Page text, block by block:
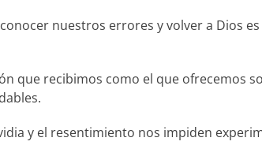
nuestros errores y volver a Dios es
que recibimos como el que ofrecemos
y el resentimiento nos impiden